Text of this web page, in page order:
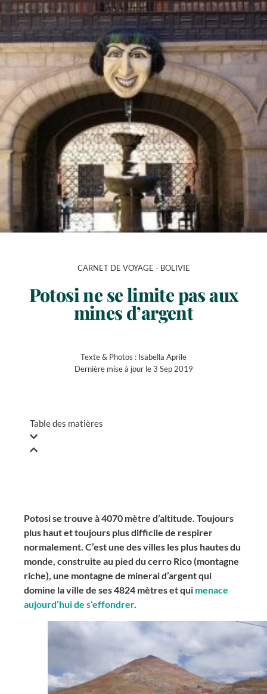
CARNET DE VOYAGE - BOLIVIE
Potosi ne se limite pas aux
mines d’argent
Texte & Photos : Isabella Aprile
Dernière mise à jour le 3 Sep 2019
Table des matières
Potosi se trouve à 4070 mètre d’altitude. Toujours
plus haut et toujours plus difficile de respirer
normalement. C’est une des villes les plus hautes du
monde, construite au pied du cerro Rico (montagne
riche), une montagne de minerai d’argent qui
domine la ville de ses 4824 mètres et qui menace
aujourd’hui de s’effondrer.